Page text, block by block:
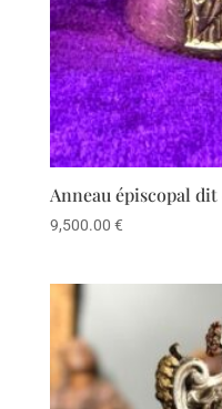
Anneau épiscopal
9,500.00 €